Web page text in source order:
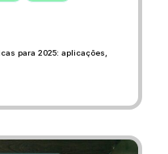
para 2025: aplicações,